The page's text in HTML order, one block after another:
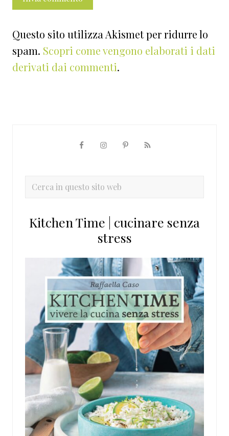
Questo sito utilizza Akismet per ridurre lo
spam. Scopri come vengono elaborati i dati
derivati dai commenti.
primaria
Cerca
sito
Kitchen Time | cucinare senza
stress